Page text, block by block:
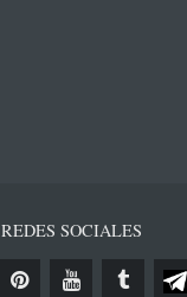
REDES SOCIALES